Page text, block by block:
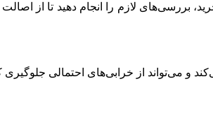
بررسی‌های لازم را انجام دهید تا از
و می‌تواند از خرابی‌های احتمالی جلوگیری